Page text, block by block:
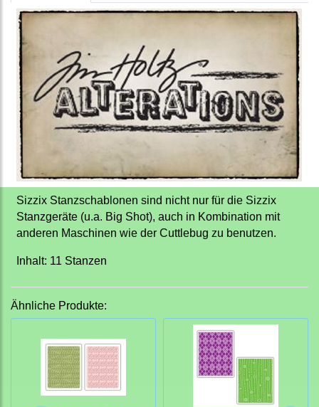
Sizzix Stanzschablonen sind nicht nur für die Sizzix
Stanzgeräte (u.a. Big Shot), auch in Kombination mit
anderen Maschinen wie der Cuttlebug zu benutzen.
Inhalt: 11 Stanzen
Ähnliche Produkte: